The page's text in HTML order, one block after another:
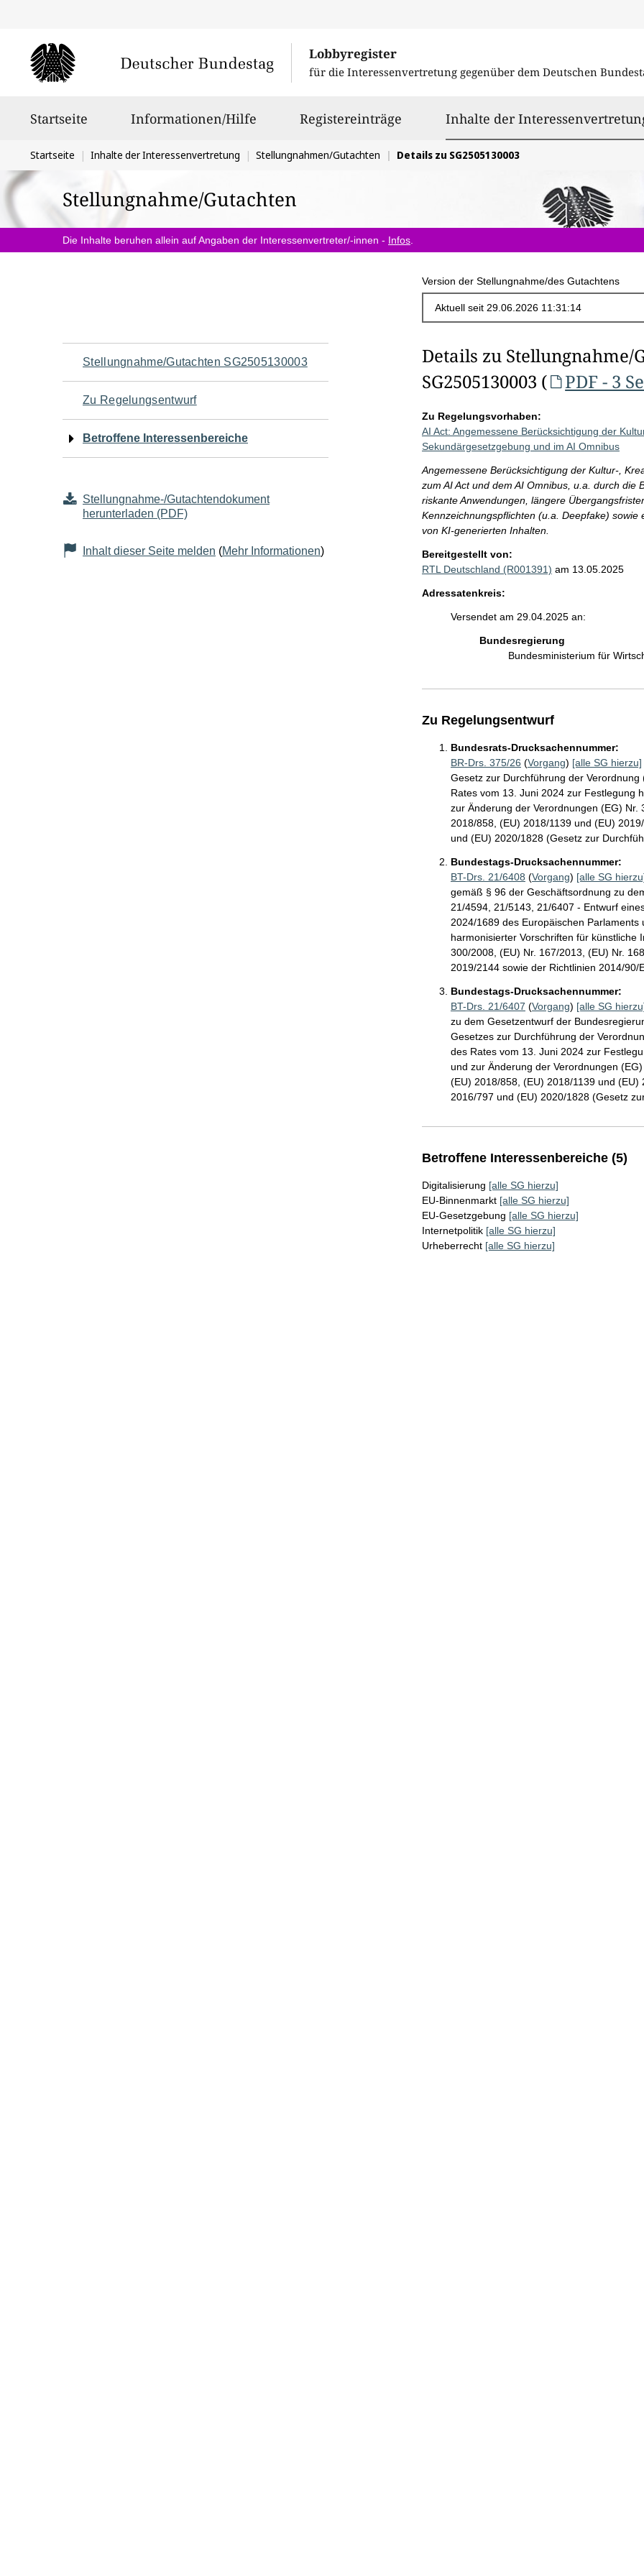
Lobbyregister
für die Interessenvertretung gegenüber dem Deutschen
Startseite Informationen/Hilfe Registereinträge Inhalte der
Sie
befinden
sich
hier:
Startseite Inhalte der Interessenvertretung Stellungnahmen/Gutachten Details zu SG2505130003
Stellungnahme/Gutachten
Die Inhalte beruhen allein auf Angaben der Interessenvertreter/-innen - Infos
Version der Stellungnahme/des Gutachtens
Navigation
für
den
Seiteninhalt
Stellungnahme/Gutachten SG2505130003
Zu Regelungsentwurf
Betroffene Interessenbereiche
Stellungnahme-/Gutachtendokument
herunterladen (PDF)
Inhalt dieser Seite melden (Mehr Informationen)
Details zu Stellungnahme/
SG2505130003 (
PDF - 3
Zu Regelungsvorhaben:
AI Act: Angemessene Berücksichtigung der
Sekundärgesetzgebung und im AI Omnibus
Angemessene Berücksichtigung der Kultur-,
zum AI Act und dem AI Omnibus, u.a. durch
riskante Anwendungen, längere
Kennzeichnungspflichten (u.a. Deepfake)
von KI-generierten Inhalten.
Bereitgestellt von:
RTL Deutschland (R001391) am 13.05.2025
Adressatenkreis:
Versendet am 29.04.2025 an:
Bundesregierung
Bundesministerium für
Zu Regelungsentwurf
Bundesrats-Drucksachennummer:
BR-Drs. 375/26 (Vorgang) [alle SG hierzu]
Gesetz zur Durchführung der
Rates vom 13. Juni 2024 zur Festlegung
zur Änderung der Verordnungen (EG)
2018/858, (EU) 2018/1139 und (EU)
und (EU) 2020/1828 (Gesetz zur
Bundestags-Drucksachennummer:
BT-Drs. 21/6408 (Vorgang) [alle SG
gemäß § 96 der Geschäftsordnung zu
21/4594, 21/5143, 21/6407 - Entwurf
2024/1689 des Europäischen
harmonisierter Vorschriften für künstliche
300/2008, (EU) Nr. 167/2013, (EU) Nr.
2019/2144 sowie der Richtlinien 2014/90/
Bundestags-Drucksachennummer:
BT-Drs. 21/6407 (Vorgang) [alle SG
zu dem Gesetzentwurf der
Gesetzes zur Durchführung der
des Rates vom 13. Juni 2024 zur
und zur Änderung der Verordnungen
(EU) 2018/858, (EU) 2018/1139 und
2016/797 und (EU) 2020/1828 (Gesetz
Betroffene Interessenbereiche (5)
Digitalisierung [alle SG hierzu]
EU-Binnenmarkt [alle SG hierzu]
EU-Gesetzgebung [alle SG hierzu]
Internetpolitik [alle SG hierzu]
Urheberrecht [alle SG hierzu]